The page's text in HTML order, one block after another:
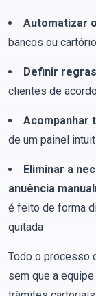
Automatizar
bancos ou
Definir
clientes de
Acompanhar
de um painel
Eliminar a
anuência
é feito de forma
quitada
Todo o processo
sem que a